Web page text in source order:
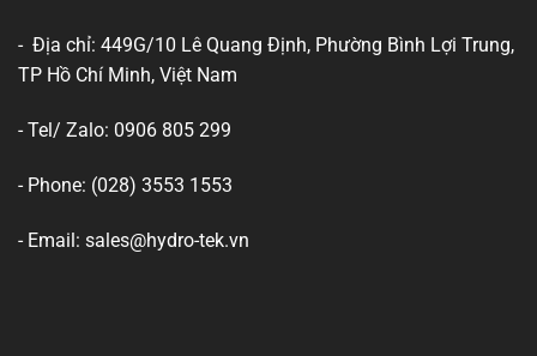
- Địa chỉ: 449G/10 Lê Quang Định, Phường Bình Lợi Trung,
TP Hồ Chí Minh, Việt Nam
- Tel/ Zalo: 0906 805 299
- Phone: (028) 3553 1553
- Email: sales@hydro-tek.vn